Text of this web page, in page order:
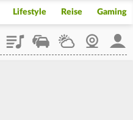
Lifestyle Reise Gaming
PlaylistStaupilotWetterWebcam